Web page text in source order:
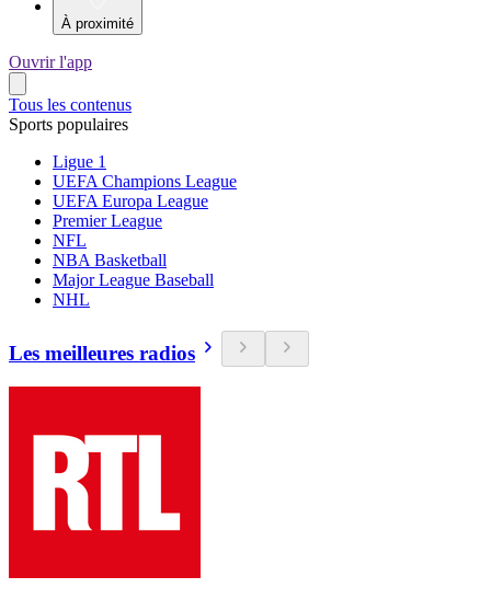
À proximité
Ouvrir l'app
Tous les contenus
Sports populaires
Ligue 1
UEFA Champions League
UEFA Europa League
Premier League
NFL
NBA Basketball
Major League Baseball
NHL
Les meilleures radios